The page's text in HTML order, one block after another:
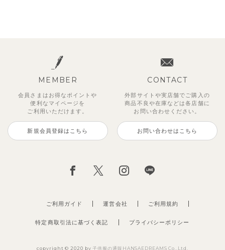
MEMBER
会員さまはお得なポイントや
便利な マイページを
ご利用いただけます。
新規会員登録はこちら
CONTACT
外部サイトや実店舗でご購入の
商品不良や在庫などは各店舗に
お問い合わせください。
お問い合わせはこちら
ご利用ガイド 運営会社
特定商取引法に基づく表記 プライバシーポリシー
ご利用規約
copyright © 2020 by子供服の通販HANSAEDREAMS Co.,Ltd.